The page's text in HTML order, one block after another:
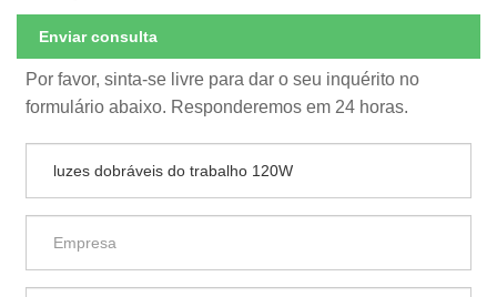
Enviar consulta
Por favor, sinta-se livre para dar o seu inquérito no
formulário abaixo. Responderemos em 24 horas.